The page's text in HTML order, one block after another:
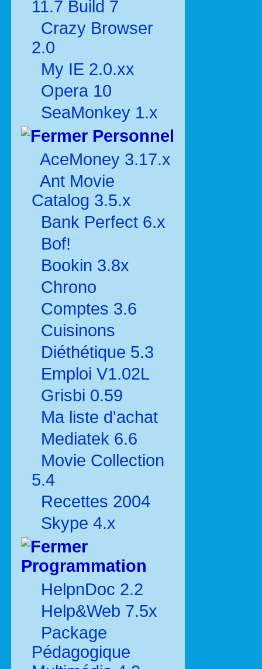
11.7 Build 7
Crazy Browser
2.0
My IE 2.0.xx
Opera 10
SeaMonkey 1.x
Personnel
AceMoney 3.17.x
Ant Movie
Catalog 3.5.x
Bank Perfect 6.x
Bof!
Bookin 3.8x
Chrono
Comptes 3.6
Cuisinons
Diéthétique 5.3
Emploi V1.02L
Grisbi 0.59
Ma liste d'achat
Mediatek 6.6
Movie Collection
5.4
Recettes 2004
Skype 4.x
Programmation
HelpnDoc 2.2
Help&Web 7.5x
Package
Pédagogique